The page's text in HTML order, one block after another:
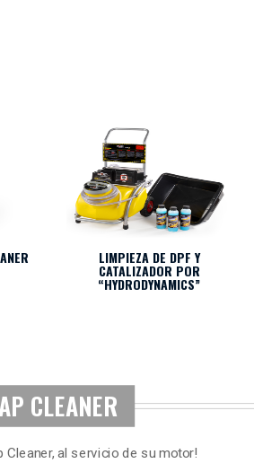
LIMPIEZA DE DPF Y
CATALIZADOR POR
“HYDRODYNAMICS”
CLEANER
Cleaner, al servicio de su motor!